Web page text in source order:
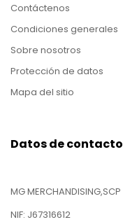
Contáctenos
Condiciones generales
Sobre nosotros
Protección de datos
Mapa del sitio
Datos de contacto
MG MERCHANDISING,SCP
NIF: J67316612